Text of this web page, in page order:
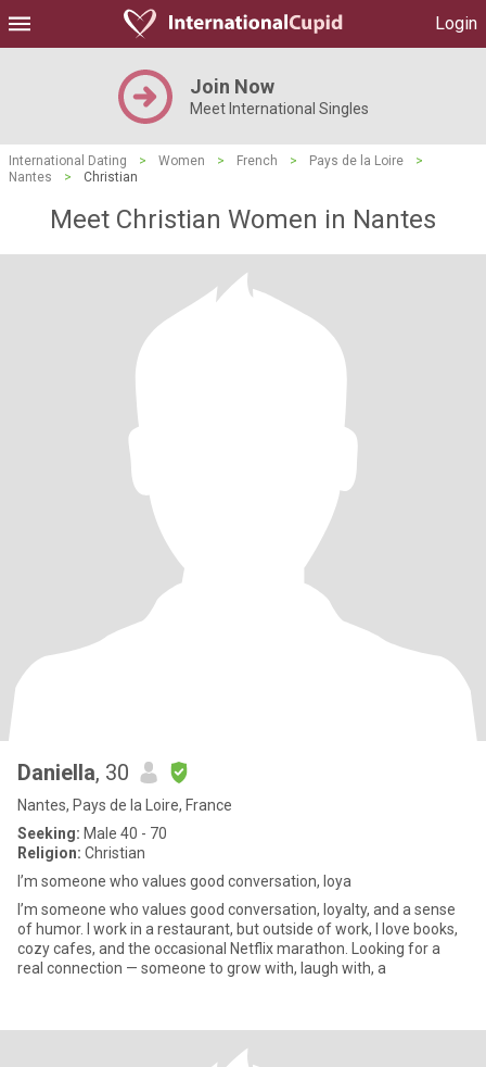
Login
Join Now
Meet International Singles
International Dating > Women > French > Pays de la Loire
>
Nantes
> Christian
Meet Christian Women in Nantes
Daniella, 30
Nantes, Pays de la Loire, France
Seeking: Male 40 - 70
Religion: Christian
I’m someone who values good conversation, loya
I’m someone who values good conversation, loyalty, and a sense
of humor. I work in a restaurant, but outside of work, I love books,
cozy cafes, and the occasional Netflix marathon. Looking for a
real connection — someone to grow with, laugh with, a